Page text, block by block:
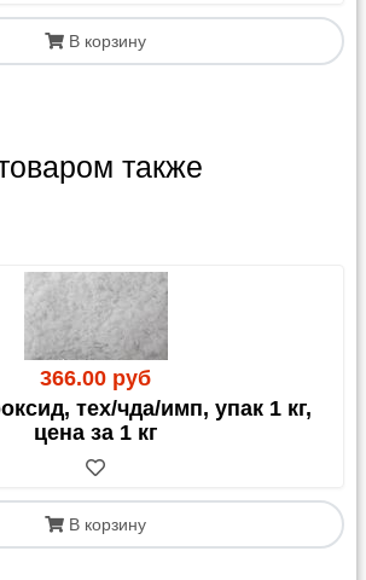
В корзину
также
366.00 руб
тех/чда/имп, упак 1 кг,
цена за 1 кг
В корзину